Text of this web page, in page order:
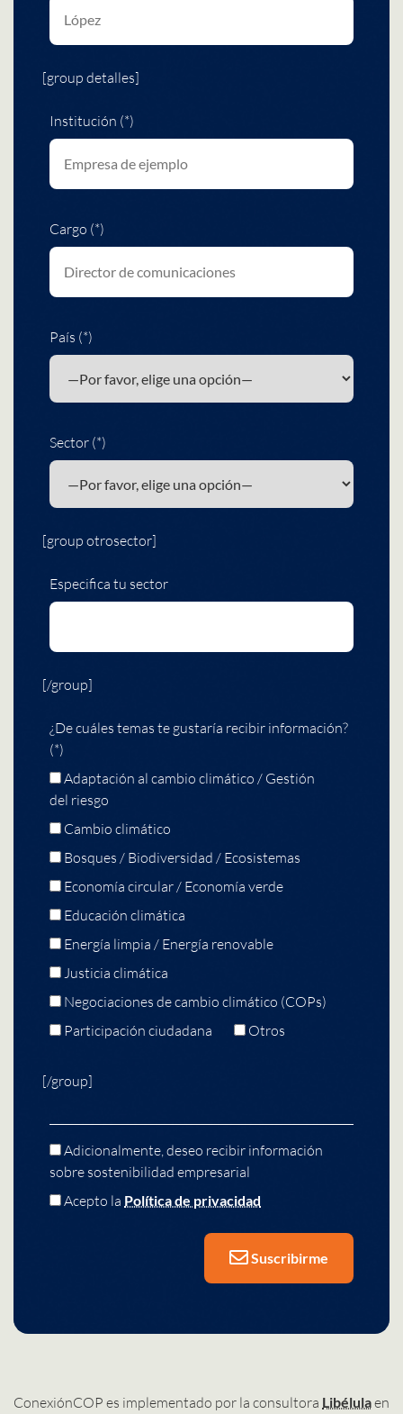
[group detalles]
Institución (*)
Cargo (*)
País (*)
Sector (*)
[group otrosector]
Especifica tu sector
[/group]
¿De cuáles temas te gustaría recibir información?
(*)
Adaptación al cambio climático / Gestión
del riesgo
Cambio climático
Bosques / Biodiversidad / Ecosistemas
Economía circular / Economía verde
Educación climática
Energía limpia / Energía renovable
Justicia climática
Negociaciones de cambio climático (COPs)
Participación ciudadana
Otros
[/group]
Adicionalmente, deseo recibir información
sobre sostenibilidad empresarial
Acepto la Política de privacidad
Suscribirme
ConexiónCOP es implementado por la consultora Libélulaen